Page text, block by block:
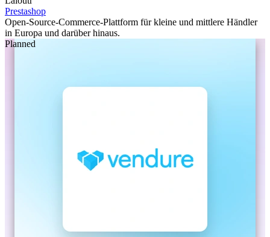
Prestashop
Open-Source-Commerce-Plattform für kleine und mittlere Händler
in Europa und darüber hinaus.
Planned